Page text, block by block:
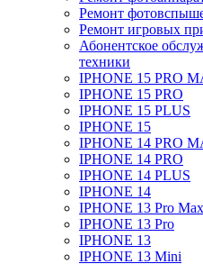
Ремонт
Ремонт игровых
Абонентское
техники
IPHONE 15 PRO
IPHONE 15 PRO
IPHONE 15 PLUS
IPHONE 15
IPHONE 14 PRO
IPHONE 14 PRO
IPHONE 14 PLUS
IPHONE 14
IPHONE 13 Pro Max
IPHONE 13 Pro
IPHONE 13
IPHONE 13 Mini